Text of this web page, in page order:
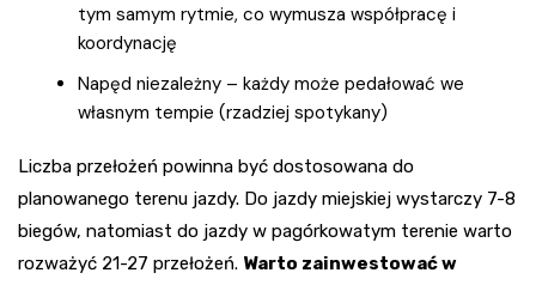
tym samym rytmie, co wymusza współpracę i
koordynację
Napęd niezależny – każdy może pedałować we
własnym tempie (rzadziej spotykany)
Liczba przełożeń powinna być dostosowana do
planowanego terenu jazdy. Do jazdy miejskiej wystarczy 7-8
biegów, natomiast do jazdy w pagórkowatym terenie warto
rozważyć 21-27 przełożeń. Warto zainwestować w